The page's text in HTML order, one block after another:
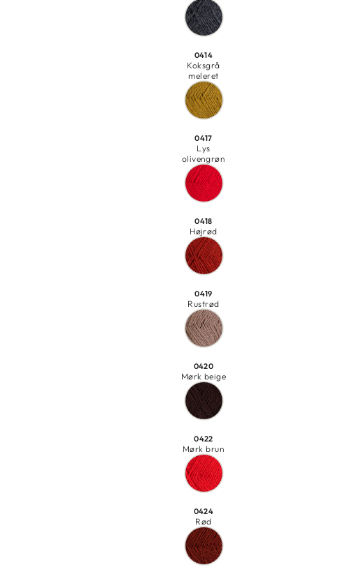
0414
Koksgrå
meleret
0417
Lys
olivengrøn
0418
Højrød
0419
Rustrød
0420
Mørk beige
0422
Mørk brun
0424
Rød